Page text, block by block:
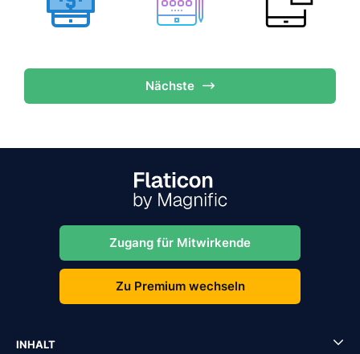
Nächste
Zugang für Mitwirkende
Zu Premium wechseln
INHALT